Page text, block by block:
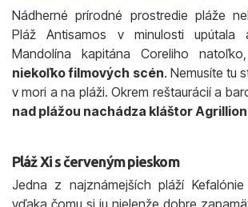
Nádherné prírodné prostredie pláže
Pláž Antisamos v minulosti upútala
Mandolína kapitána Coreliho
niekoľko filmových scén. Nemusíte tu
v mori a na pláži. Okrem reštaurácií a
nad plážou nachádza kláštor Agrillion
Pláž Xi s červeným pieskom
Jedna z najznámejších pláží